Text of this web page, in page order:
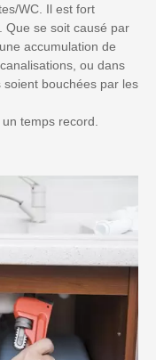
WC. Il est fort
Que se soit causé par
accumulation de
ou dans
bouchées par les
temps record.